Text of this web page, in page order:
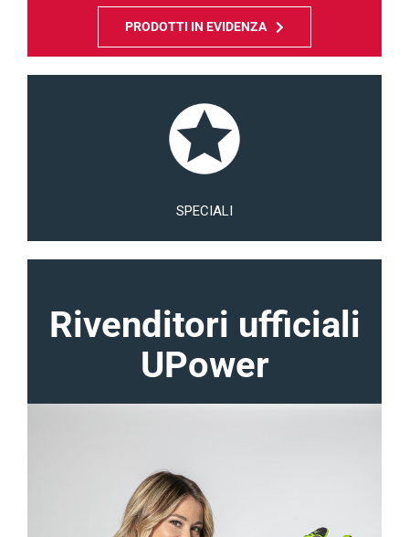
PRODOTTI IN EVIDENZA
SPECIALI
Rivenditori ufficiali
UPower